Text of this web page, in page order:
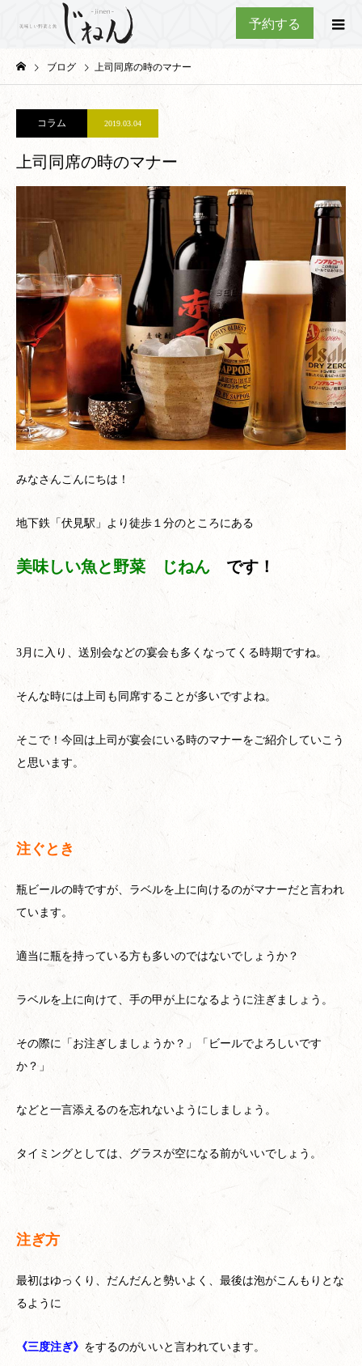
予約する
ブログ 上司同席の時のマナー
コラム 2019.03.04
上司同席の時のマナー
みなさんこんにちは！
地下鉄「伏見駅」より徒歩１分のところにある
美味しい魚と野菜 じねん です！
3月に入り、送別会などの宴会も多くなってくる時期ですね。
そんな時には上司も同席することが多いですよね。
そこで！今回は上司が宴会にいる時のマナーをご紹介していこう
と思います。
注ぐとき
瓶ビールの時ですが、ラベルを上に向けるのがマナーだと言われ
ています。
適当に瓶を持っている方も多いのではないでしょうか？
ラベルを上に向けて、手の甲が上になるように注ぎましょう。
その際に「お注ぎしましょうか？」「ビールでよろしいです
か？」
などと一言添えるのを忘れないようにしましょう。
タイミングとしては、グラスが空になる前がいいでしょう。
注ぎ方
最初はゆっくり、だんだんと勢いよく、最後は泡がこんもりとな
るように
《三度注ぎ》 をするのがいいと言われています。